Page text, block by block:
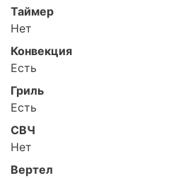
Таймер
Нет
Конвекция
Есть
Гриль
Есть
СВЧ
Нет
Вертел